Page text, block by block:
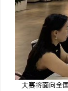
大赛将面向全